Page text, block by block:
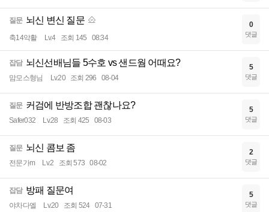
질문 뇌신 변신 질문
축14악활 Lv.4 조회 145 08:34
0
댓글
잡담 뇌신선배님들 5수호 vs 샌드웜 어때요?
맘모스형님 Lv.20 조회 296 08-04
5
댓글
질문 커검에 반방조합 괜찮나요?
Safer032 Lv.28 조회 425 08-03
5
댓글
질문 뇌신 콤보 좀
전문가m Lv.2 조회 573 08-02
2
댓글
잡담 방패 질문여
야차다엘 Lv.20 조회 524 07-31
5
댓글